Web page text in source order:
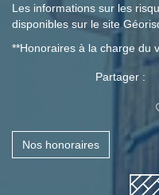
Les informations sur les
disponibles sur le site
**Honoraires à la charge du
Partager :
Nos honoraires